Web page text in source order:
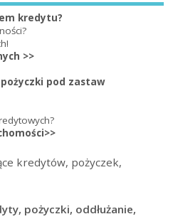
kredytu?
>>
pod zastaw
kredytów, pożyczek,
pożyczki, oddłużanie,